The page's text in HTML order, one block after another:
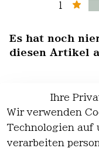
1
Es hat noch
diesen Artikel
EU-
für Details
Ihre
Wir verwenden
Technologien auf
verarbeiten